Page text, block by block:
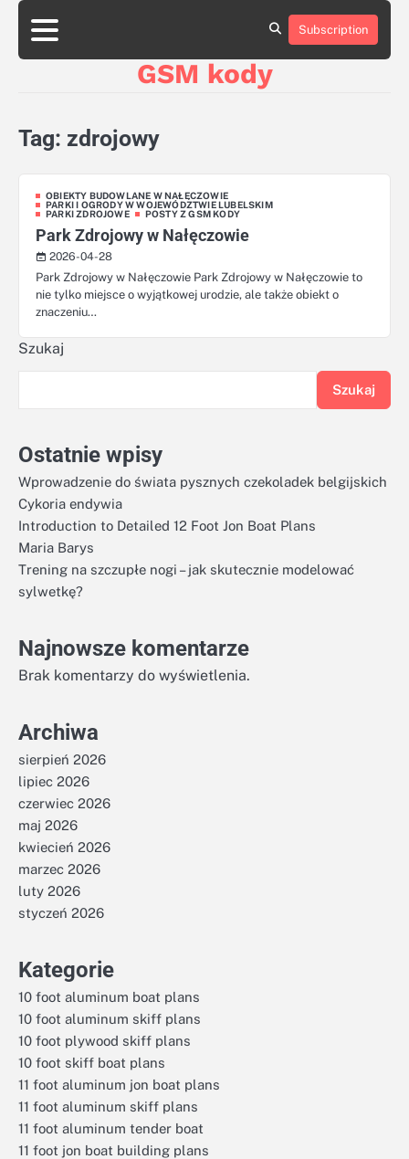
Skip
content
aluminumboatplans.com
dobra-
ujednoznaczniające
aluminumboatplans.com
dobra-
ujednoznaczniające
Kontakt
Kontakt
Subscription
GSM kody
Tag: zdrojowy
OBIEKTY BUDOWLANE W NAŁĘCZOWIE
PARKI I OGRODY W WOJEWÓDZTWIE LUBELSKIM
PARKI ZDROJOWE
POSTY Z GSM KODY
Park Zdrojowy w Nałęczowie
2026-04-28
Park Zdrojowy w Nałęczowie Park Zdrojowy w Nałęczowie to
nie tylko miejsce o wyjątkowej urodzie, ale także obiekt o
znaczeniu…
Szukaj
Szukaj
Ostatnie wpisy
Wprowadzenie do świata pysznych czekoladek belgijskich
Cykoria endywia
Introduction to Detailed 12 Foot Jon Boat Plans
Maria Barys
Trening na szczupłe nogi – jak skutecznie modelować
sylwetkę?
Najnowsze komentarze
Brak komentarzy do wyświetlenia.
Archiwa
sierpień 2026
lipiec 2026
czerwiec 2026
maj 2026
kwiecień 2026
marzec 2026
luty 2026
styczeń 2026
Kategorie
10 foot aluminum boat plans
10 foot aluminum skiff plans
10 foot plywood skiff plans
10 foot skiff boat plans
11 foot aluminum jon boat plans
11 foot aluminum skiff plans
11 foot aluminum tender boat
11 foot jon boat building plans